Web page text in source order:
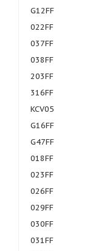
G12FF
022FF
037FF
038FF
203FF
316FF
KCV05
G16FF
G47FF
018FF
023FF
026FF
029FF
030FF
031FF